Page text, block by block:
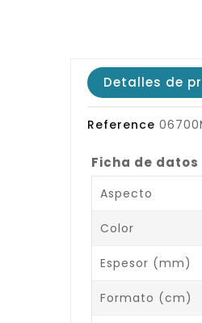
Detalles de
Reference
Ficha de datos
Aspecto
Color
Espesor (mm)
Formato (cm)